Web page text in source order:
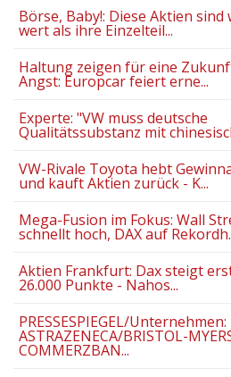
Börse, Baby!: Diese Aktien sind
wert als ihre Einzelteil...
Haltung zeigen für eine
Angst: Europcar feiert erne...
Experte: "VW muss deutsche
Qualitätssubstanz mit
VW-Rivale Toyota hebt
und kauft Aktien zurück - K...
Mega-Fusion im Fokus: Wall
schnellt hoch, DAX auf
Aktien Frankfurt: Dax steigt
26.000 Punkte - Nahos...
PRESSESPIEGEL/Unternehmen:
ASTRAZENECA/BRISTOL-
COMMERZBAN...